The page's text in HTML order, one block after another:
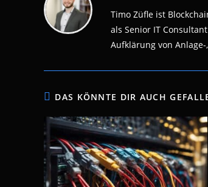
Timo Züfle ist
als Senior IT
Aufklärung von
DAS KÖNNTE DIR AUCH